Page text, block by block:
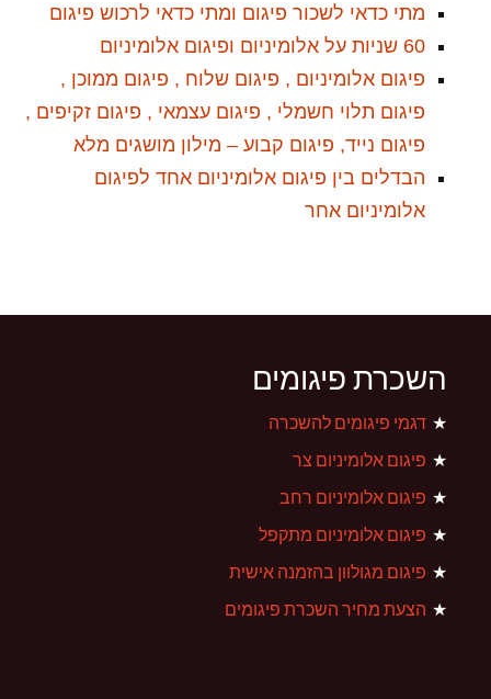
מתי כדאי לשכור פיגום ומתי כדאי לרכוש פיגום
60 שניות על אלומיניום ופיגום אלומיניום
פיגום אלומיניום , פיגום שלוח , פיגום ממוכן ,
פיגום תלוי חשמלי , פיגום עצמאי , פיגום זקיפים ,
פיגום נייד, פיגום קבוע – מילון מושגים מלא
הבדלים בין פיגום אלומיניום אחד לפיגום
אלומיניום אחר
השכרת פיגומים
דגמי פיגומים להשכרה
פיגום אלומיניום צר
פיגום אלומיניום רחב
פיגום אלומיניום מתקפל
פיגום מגולוון בהזמנה אישית
הצעת מחיר השכרת פיגומים